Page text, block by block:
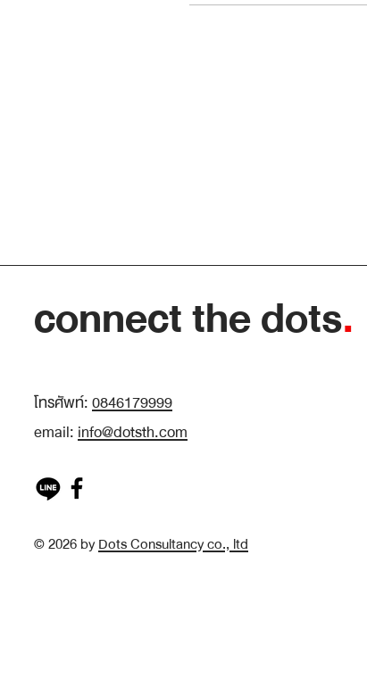
connect the dots.
โทรศัพท์:0846179999
email:info@dotsth.com
© 2026 byDots Consultancy co., ltd